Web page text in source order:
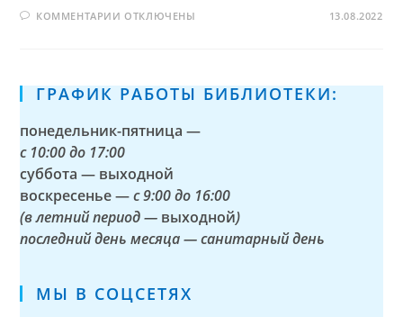
блоху
русский
подковал
КОММЕНТАРИИ К
СТАЛИ,
А
ПОДКОВАЛ
ОТКЛЮЧЕНЫ 13.08.2022
ГРАФИК РАБОТЫ БИБЛИОТЕКИ:
понедельник-пятница —
с 10:00 до 17:00
суббота — выходной
воскресенье —с 9:00 до 16:00
(в летний период — выходной)
последний день месяца — санитарный день
МЫ В СОЦСЕТЯХ